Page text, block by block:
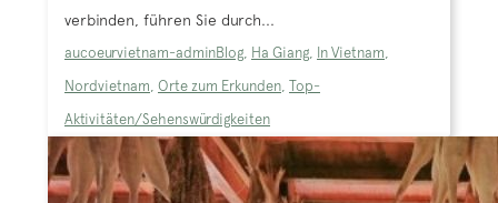
verbinden, führen Sie durch...
aucoeurvietnam-adminBlog, Ha Giang, In Vietnam,
Nordvietnam, Orte zum Erkunden, Top-
Aktivitäten/Sehenswürdigkeiten